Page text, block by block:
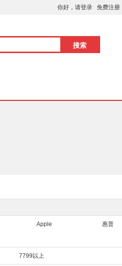
你好，请登录 免费注册
Apple 惠普
7799以上